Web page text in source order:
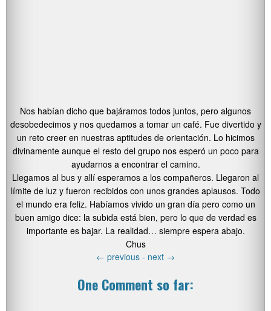
Nos habían dicho que bajáramos todos juntos, pero algunos
desobedecimos y nos quedamos a tomar un café. Fue divertido y
un reto creer en nuestras aptitudes de orientación. Lo hicimos
divinamente aunque el resto del grupo nos esperó un poco para
ayudarnos a encontrar el camino.
Llegamos al bus y allí esperamos a los compañeros. Llegaron al
límite de luz y fueron recibidos con unos grandes aplausos. Todo
el mundo era feliz. Habíamos vivido un gran día pero como un
buen amigo dice: la subida está bien, pero lo que de verdad es
importante es bajar. La realidad… siempre espera abajo.
Chus
← previous - next →
One Comment so far: